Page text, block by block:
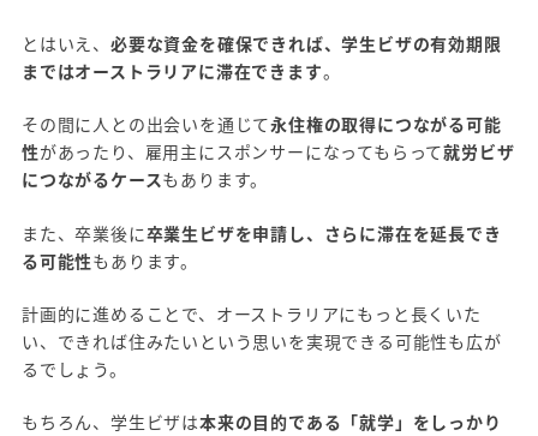
とはいえ、 必要な資金を確保できれば、学生ビザの有効期限
まではオーストラリアに滞在できます。
その間に人との出会いを通じて永住権の取得につながる可能
性があったり、雇用主にスポンサーになってもらって就労ビザ
につながるケースもあります。
また、卒業後に卒業生ビザを申請し、さらに滞在を延長でき
る可能性もあります。
計画的に進めることで、オーストラリアにもっと長くいた
い、できれば住みたいという思いを実現できる可能性も広が
るでしょう。
もちろん、学生ビザは本来の目的である「就学」をしっかり